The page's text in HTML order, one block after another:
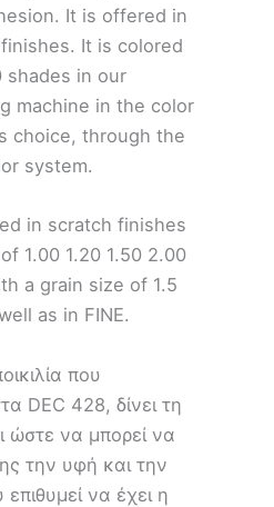
It is offered in
It is colored
shades in our
machine in the color
choice, through the
system.
in scratch finishes
1.00 1.20 1.50 2.00
a grain size of 1.5
as in FINE.
που
DEC 428, δίνει τη
ώστε να μπορεί να
την υφή και την
να έχει η